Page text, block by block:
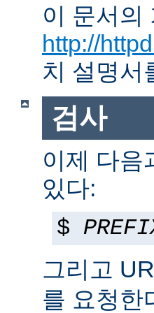
이 문서의
http://
치 설명서
검사
이제 다음
있다:
$
그리고
를 요청한